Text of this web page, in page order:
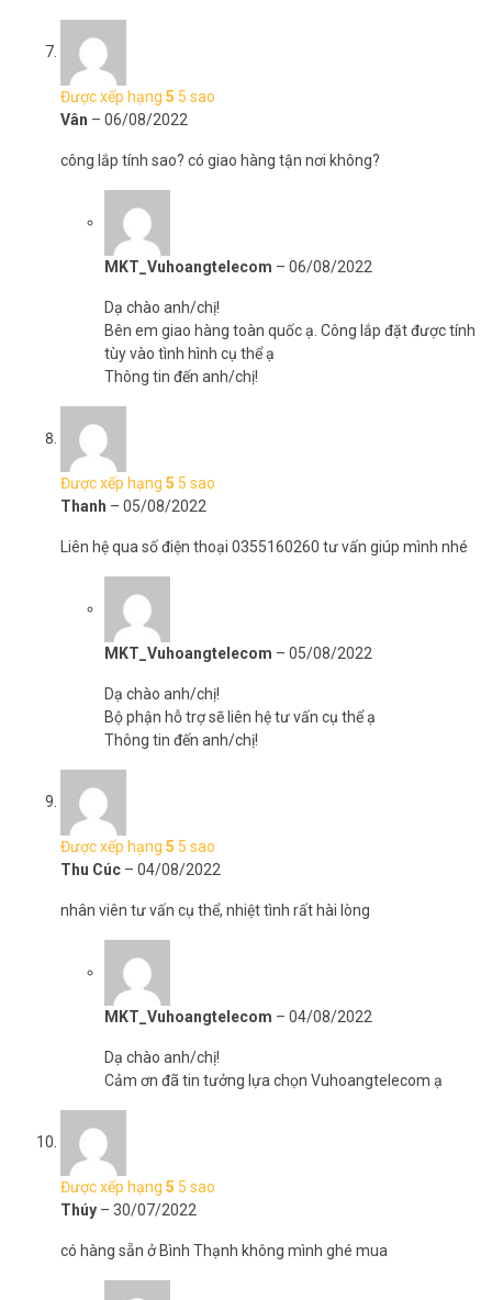
Được xếp hạng 5 5 sao
Vân – 06/08/2022
công lắp tính sao? có giao hàng tận nơi không?
MKT_Vuhoangtelecom – 06/08/2022
Dạ chào anh/chị!
Bên em giao hàng toàn quốc ạ. Công lắp đặt được tính
tùy vào tình hình cụ thể ạ
Thông tin đến anh/chị!
Được xếp hạng 5 5 sao
Thanh – 05/08/2022
Liên hệ qua số điện thoại 0355160260 tư vấn giúp mình nhé
MKT_Vuhoangtelecom – 05/08/2022
Dạ chào anh/chị!
Bộ phận hỗ trợ sẽ liên hệ tư vấn cụ thể ạ
Thông tin đến anh/chị!
Được xếp hạng 5 5 sao
Thu Cúc – 04/08/2022
nhân viên tư vấn cụ thể, nhiệt tình rất hài lòng
MKT_Vuhoangtelecom – 04/08/2022
Dạ chào anh/chị!
Cảm ơn đã tin tưởng lựa chọn Vuhoangtelecom ạ
Được xếp hạng 5 5 sao
Thúy – 30/07/2022
có hàng sẵn ở Bình Thạnh không mình ghé mua